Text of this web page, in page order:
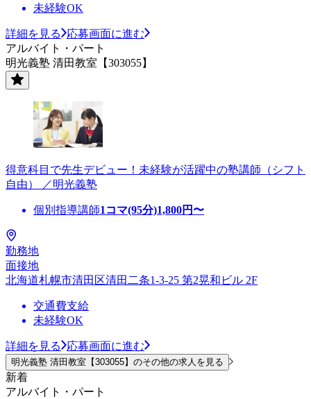
未経験OK
詳細を見る
応募画面に進む
アルバイト・パート
明光義塾 清田教室【303055】
得意科目で先生デビュー！未経験が活躍中の塾講師（シフト
自由） ／明光義塾
個別指導講師1コマ(95分)1,800円〜
勤務地
面接地
北海道札幌市清田区清田二条1-3-25 第2晃和ビル 2F
交通費支給
未経験OK
詳細を見る 応募画面に進む
明光義塾 清田教室【303055】のその他の求人を見る
新着
アルバイト・パート